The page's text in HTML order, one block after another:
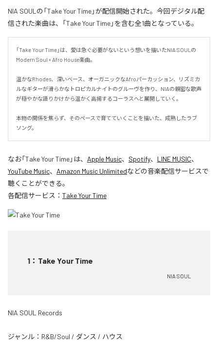
NIA SOULの「Take Your Time」が配信開始された。今回デジタル配
信された楽曲は、「Take Your Time」を含む全1曲となっている。
「Take Your Time」は、愛は急ぐ必要がないという想いを描いたNIA SOULの
Modern Soul × Afro House楽曲。
温かなRhodes、深いベース、オーガニックなAfroパーカッション、リズミカ
ルなギターが滑らかなトロピカルナイトのグルーヴを作り、NIAの親密な歌声
が穏やかな語りかけから温かく高揚するコーラスへと展開していく。
本物の関係を焦らず、そのペースで育てていくことを描いた、成熟したラブ
ソング。
なお「Take Your Time」は、 Apple Music、 Spotify、 LINE MUSIC、
YouTube Music、 Amazon Music Unlimitedなどの音楽配信サービスで
聴くことができる。
各配信サービス： Take Your Time
1 ： Take Your Time
NIA SOUL
NIA SOUL Records
ジャンル： R&B/Soul / ダンス / ハウス